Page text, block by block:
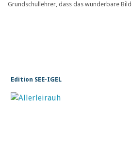
Grundschullehrer, dass das wunderbare
Edition SEE-IGEL